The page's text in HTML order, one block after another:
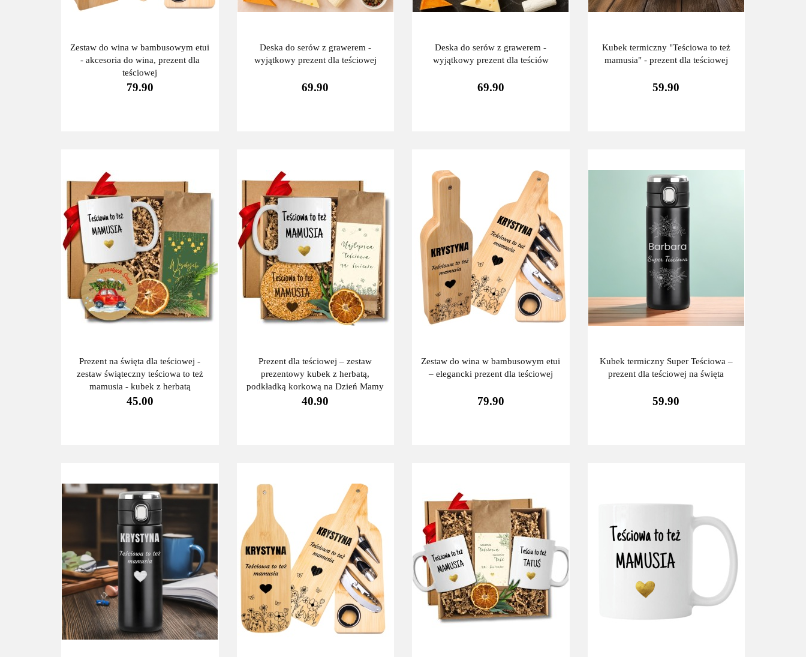
Zestaw do wina w bambusowym etui
- akcesoria do wina, prezent dla
teściowej
79.90
Deska do serów z grawerem -
wyjątkowy prezent dla teściowej
69.90
Deska do serów z grawerem -
wyjątkowy prezent dla teściów
69.90
Kubek termiczny "Teściowa to też
mamusia" - prezent dla teściowej
59.90
Prezent na święta dla teściowej -
zestaw świąteczny teściowa to też
mamusia - kubek z herbatą
45.00
Prezent dla teściowej – zestaw
prezentowy kubek z herbatą,
podkładką korkową na Dzień Mamy
40.90
Zestaw do wina w bambusowym etui
– elegancki prezent dla teściowej
79.90
Kubek termiczny Super Teściowa –
prezent dla teściowej na święta
59.90